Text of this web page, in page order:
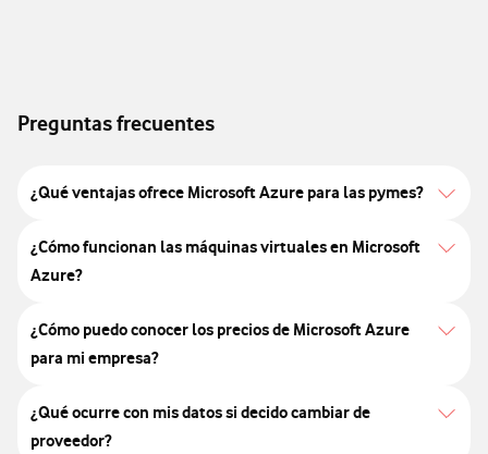
Preguntas frecuentes
¿Qué ventajas ofrece Microsoft Azure para las pymes?
¿Cómo funcionan las máquinas virtuales en Microsoft
Azure?
¿Cómo puedo conocer los precios de Microsoft Azure
para mi empresa?
¿Qué ocurre con mis datos si decido cambiar de
proveedor?